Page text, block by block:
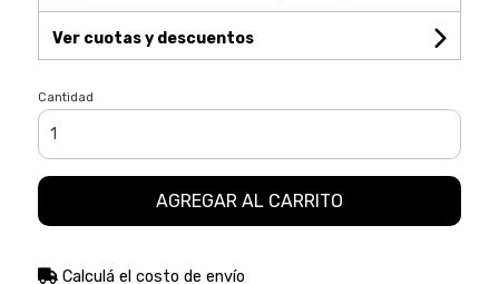
Ver cuotas y descuentos
Cantidad
AGREGAR AL CARRITO
Calculá el costo de envío